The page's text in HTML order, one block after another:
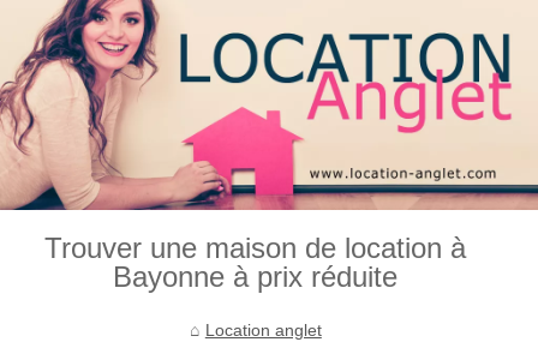
Trouver une maison de location à
Bayonne à prix réduite
Location anglet